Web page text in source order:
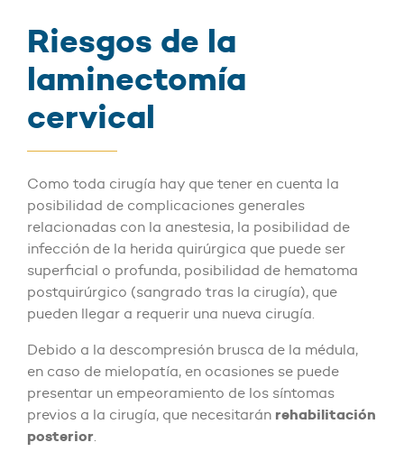
Riesgos de la
laminectomía
cervical
Como toda cirugía hay que tener en cuenta la
posibilidad de complicaciones generales
relacionadas con la anestesia, la posibilidad de
infección de la herida quirúrgica que puede ser
superficial o profunda, posibilidad de hematoma
postquirúrgico (sangrado tras la cirugía), que
pueden llegar a requerir una nueva cirugía.
Debido a la descompresión brusca de la médula,
en caso de mielopatía, en ocasiones se puede
presentar un empeoramiento de los síntomas
previos a la cirugía, que necesitarán rehabilitación
posterior